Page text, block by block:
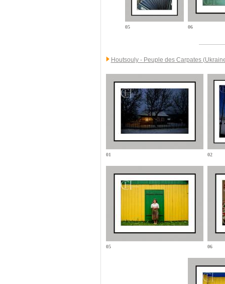
05 06
Houtsouly - Peuple des Carpates
01 02
05 06